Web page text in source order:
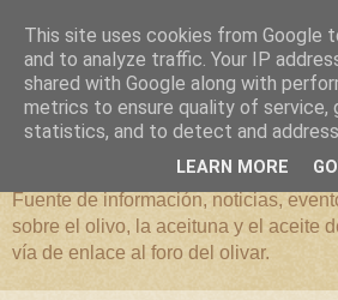
El mundo del
Fuente de información, noticias,
sobre el olivo, la aceituna y el aceite
vía de enlace al foro del olivar.
This site uses cookies from Google
and to analyze traffic. Your IP
shared with Google along with
metrics to ensure quality of service,
statistics, and to detect and
LEARN MORE